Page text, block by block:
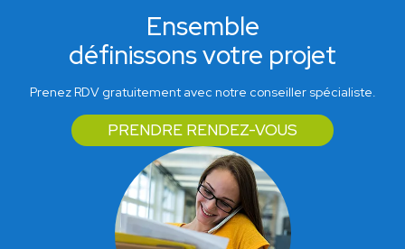
Ensemble
définissons votre projet
Prenez RDV gratuitement avec notre conseiller spécialiste.
PRENDRE RENDEZ-VOUS